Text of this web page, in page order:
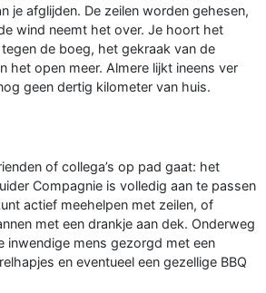
je afglijden. De zeilen worden gehesen,
wind neemt het over. Je hoort het
de boeg, het gekraak van de
het open meer. Almere lijkt ineens ver
geen dertig kilometer van huis.
of collega’s op pad gaat: het
Compagnie is volledig aan te passen
actief meehelpen met zeilen, of
met een drankje aan dek. Onderweg
inwendige mens gezorgd met een
en eventueel een gezellige BBQ